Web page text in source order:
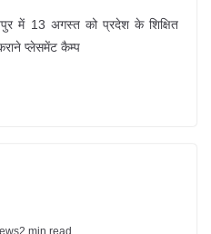
में 13 अगस्त को प्रदेश के शिक्षित
प्लेसमेंट कैम्प
2 min read